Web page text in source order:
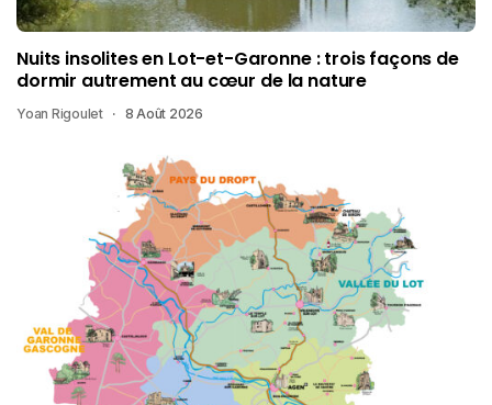
Nuits insolites en Lot-et-Garonne : trois façons de
dormir autrement au cœur de la nature
Yoan Rigoulet 8 Août 2026